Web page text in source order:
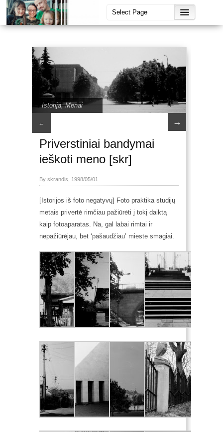
Istorija,Menai
← →
Priverstiniai bandymai
ieškoti meno [skr]
By skrandis, 1998/05/01
[Istorijos iš foto negatyvų] Foto praktika studijų
metais privertė rimčiau pažiūrėti į tokį daiktą
kaip fotoaparatas. Na, gal labai rimtai ir
nepažiūrėjau, bet ‘pašaudžiau’ mieste smagiai.